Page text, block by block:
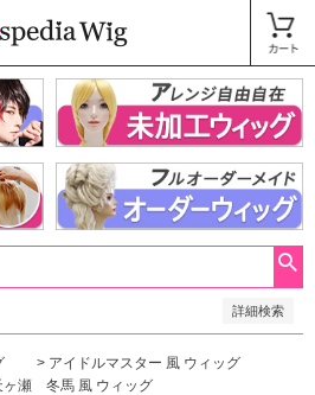
詳細検索
〜
アイドルマスター 風 ウィッグ
ヶ瀬 冬馬 風 ウィッグ